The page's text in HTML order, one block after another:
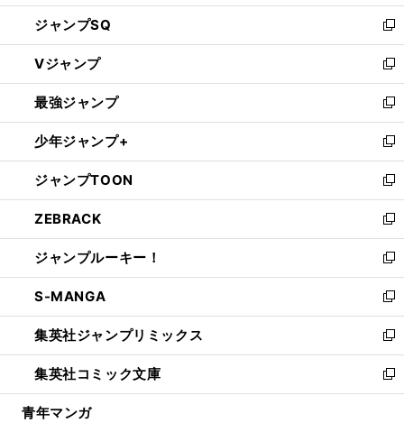
し
い
ウ
ィ
ン
ド
ウ
で
開
く
ジャンプSQ
新
し
い
ウ
ィ
ン
ド
ウ
で
開
く
Vジャンプ
新
し
い
ウ
ィ
ン
ド
ウ
で
開
く
最強ジャンプ
新
し
い
ウ
ィ
ン
ド
ウ
で
開
く
少年ジャンプ+
新
し
い
ウ
ィ
ン
ド
ウ
で
開
く
ジャンプTOON
新
し
い
ウ
ィ
ン
ド
ウ
で
開
く
ZEBRACK
新
し
い
ウ
ィ
ン
ド
ウ
で
開
ジャンプルーキー！
新
し
い
ウ
ィ
ン
ド
ウ
S-MANGA
新
し
い
ウ
ィ
ン
集英社ジャンプリミックス
新
し
い
ウ
集英社コミック文庫
新
し
青年マンガ